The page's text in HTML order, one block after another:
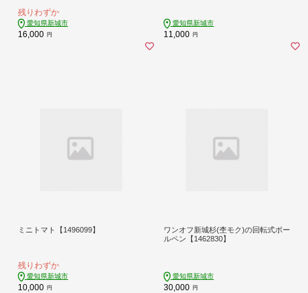
残りわずか
愛知県新城市
16,000 円
愛知県新城市
11,000 円
ミニトマト【1496099】
残りわずか
愛知県新城市
10,000 円
ワンオフ新城杉(杢モク)の回転式ボー
ルペン【1462830】
愛知県新城市
30,000 円